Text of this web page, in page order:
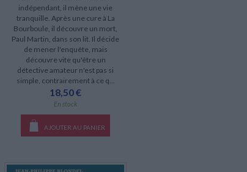
indépendant, il mène une vie
tranquille. Après une cure à La
Bourboule, il découvre un mort,
Paul Martin, dans son lit. Il décide
de mener l'enquête, mais
découvre vite qu'être un
détective amateur n'est pas si
simple, contrairement à ce q...
18,50 €
En stock
AJOUTER AU PANIER